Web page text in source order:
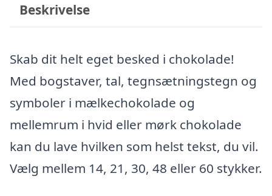
Beskrivelse
Skab dit helt eget besked i chokolade!
Med bogstaver, tal, tegnsætningstegn og
symboler i mælkechokolade og
mellemrum i hvid eller mørk chokolade
kan du lave hvilken som helst tekst, du vil.
Vælg mellem 14, 21, 30, 48 eller 60 stykker.